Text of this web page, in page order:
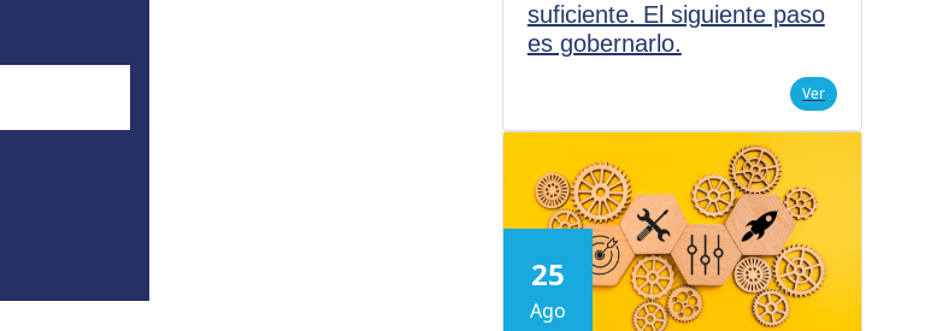
suficiente. El siguiente paso
es gobernarlo.
Ver
25
Ago